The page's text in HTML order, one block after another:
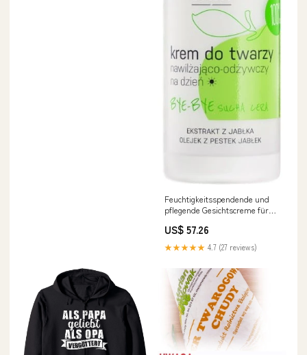
Feuchtigkeitsspendende und
pflegende Gesichtscreme für
Alle
US$ 57.26
★★★★★ 4.7 (27 reviews)